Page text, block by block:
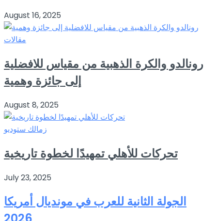
August 16, 2025
مقالات
رونالدو والكرة الذهبية من مقياس للافضلية
إلى جائزة وهمية
August 8, 2025
زمالك ستوديو
تحركات للأهلي تمهيدًا لخطوة تاريخية
July 23, 2025
الجولة الثانية للعرب في مونديال أمريكا